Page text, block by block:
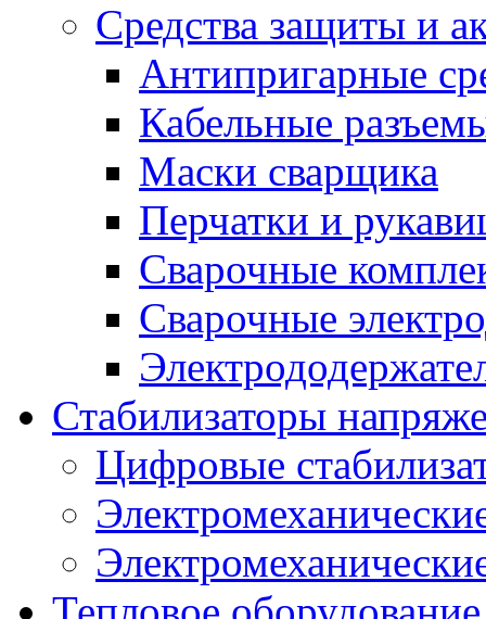
Средства защиты и
Антипригарные
Кабельные
Маски сварщика
Перчатки и
Сварочные
Сварочные
Стабилизаторы
Цифровые